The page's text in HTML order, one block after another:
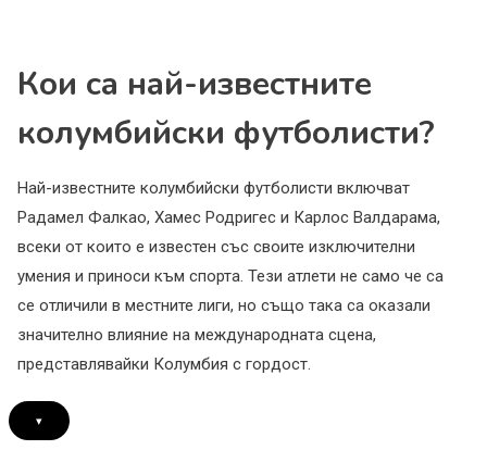
Кои са най-известните
колумбийски футболисти?
Най-известните колумбийски футболисти включват
Радамел Фалкао, Хамес Родригес и Карлос Валдарама,
всеки от които е известен със своите изключителни
умения и приноси към спорта. Тези атлети не само че са
се отличили в местните лиги, но също така са оказали
значително влияние на международната сцена,
представлявайки Колумбия с гордост.
▾